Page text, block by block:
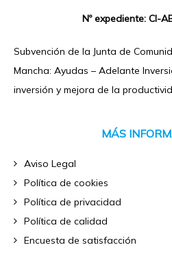
Nº expediente: CI-
Subvención de la Junta de
Mancha: Ayudas – Adelante
inversión y mejora de la
MÁS
Aviso Legal
Política de cookies
Política de privacidad
Política de calidad
Encuesta de satisfacción